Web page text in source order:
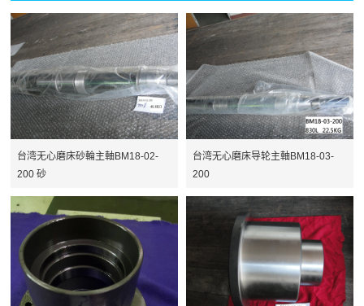
台湾无心磨床砂輪主軸BM18-02-
200 砂
台湾无心磨床导轮主軸BM18-03-
200